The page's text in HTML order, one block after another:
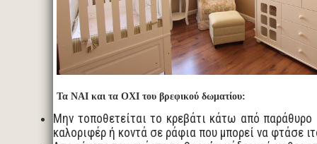
Τα ΝΑΙ και τα ΟΧΙ του βρεφικού δωματίου:
Μην τοποθετείται το κρεβάτι κάτω από
καλοριφέρ ή κοντά σε ράφια που μπορεί να φτάσε